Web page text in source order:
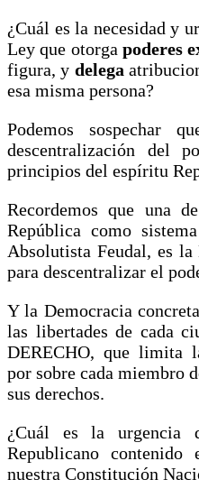
¿Cuál es la necesidad y
Ley que otorga poderes
figura, y delega
esa misma persona?
Podemos sospechar
descentralización del
principios del espíritu
Recordemos que una
República como
Absolutista Feudal, es
para descentralizar el
Y la Democracia
las libertades de cada
DERECHO, que limita
por sobre cada miembro
sus derechos.
¿Cuál es la urgencia
Republicano
nuestra Constitución